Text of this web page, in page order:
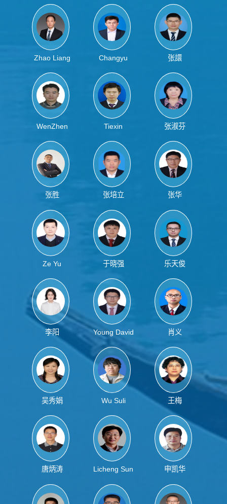
Zhao Liang
Changyu
Zhang
张譞
WenZhen
Zhang
Tiexin
Zhang
张淑芬
张胜 张培立 张华
Ze Yu 于晓强 乐天俊
李阳 Young David 肖义
吴秀娟 Wu Suli 王梅
唐炳涛 Licheng Sun 申凯华